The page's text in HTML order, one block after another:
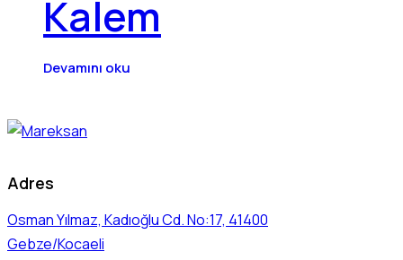
Kalem
Devamını oku
Adres
Osman Yılmaz, Kadıoğlu Cd. No:17, 41400
Gebze/Kocaeli